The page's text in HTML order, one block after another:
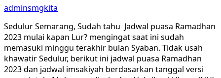
adminsmgkita
Sedulur Semarang, Sudah tahu Jadwal puasa Ramadhan
2023 mulai kapan Lur? mengingat saat ini sudah
memasuki minggu terakhir bulan Syaban. Tidak usah
khawatir Sedulur, berikut ini jadwal puasa Ramadhan
2023 dan jadwal imsakiyah berdasarkan tanggal versi